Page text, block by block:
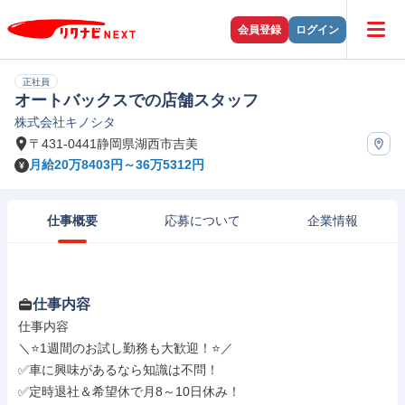
会員登録 ログイン
正社員
オートバックスでの店舗スタッフ
株式会社キノシタ
〒431-0441静岡県湖西市吉美
月給20万8403円～36万5312円
仕事概要 応募について 企業情報
仕事内容
仕事内容
＼⭐1週間のお試し勤務も大歓迎！⭐／
✅車に興味があるなら知識は不問！
✅定時退社＆希望休で月8～10日休み！